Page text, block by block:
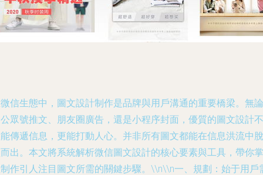
信生態中，圖文設計制作是品牌與用戶溝通的重要橋梁。無論
眾號推文、朋友圈廣告，還是小程序封面，優質的圖文設計不
傳遞信息，更能打動人心。并非所有圖文都能在信息洪流中脫
出。本文將系統解析微信圖文設計的核心要素與工具，帶你掌
作引人注目圖文所需的關鍵步驟。\\n\\n一、規劃：始于用戶